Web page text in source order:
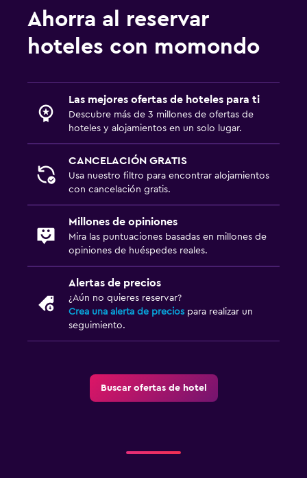
Accesibilidad y adecuación
Unidad ubicada en la planta baja
Mascotas permitidas bajo consulta (pueden aplicar cargos
Plantas superiores accesibles por ascensor
Sistema de entretenimiento
TV de pantalla plana
TV por cable o vía satélite
Sala de estar/TV compartida
Habitación
Ahorra al reservar
hoteles con momondo
Las mejores ofertas de hoteles para ti
Descubre más de 3 millones de ofertas de
hoteles y alojamientos en un solo lugar.
CANCELACIÓN GRATIS
Usa nuestro filtro para encontrar alojamientos
con cancelación gratis.
Millones de opiniones
Mira las puntuaciones basadas en millones de
opiniones de huéspedes reales.
Alertas de precios
¿Aún no quieres reservar?
Crea una alerta de precios para realizar un
seguimiento.
Buscar ofertas de hotel